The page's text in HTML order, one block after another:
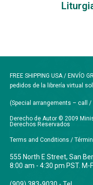
FREE SHIPPING USA / ENVÍO
pedidos de la librería virtual
(Special arrangements – call
Derecho de Autor © 2009
Derechos Reservados
Terms and Conditions /
555 North E Street, San
8:00 am - 4:30 pm PST. M-